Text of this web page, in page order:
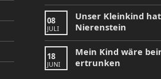
08
JULI
Unser Kleinkind
Nierenstein
18
JUNI
Mein Kind wäre
ertrunken